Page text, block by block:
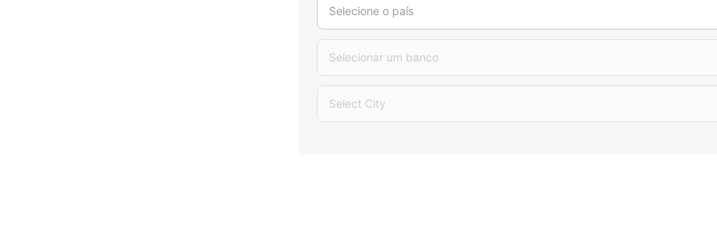
Selecione o país
Selecionar um banco
Select City